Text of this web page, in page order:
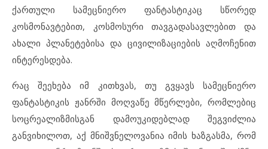
ქართული სამეცნიერო ფანტასტიკაც სწორედ
კოსმონავტებით, კოსმოსური თავგადასავლებით და
ახალი პლანეტებისა და ცივილიზაციების აღმოჩენით
ინტერესდება.
რაც შეეხება იმ კითხვას, თუ გვყავს სამეცნიერო
ფანტასტიკის ჟანრში მოღვაწე მწერლები, რომლებიც
სოცრეალიზმისგან დამოუკიდებლად შეგვიძლია
განვიხილოთ, აქ მნიშვნელოვანია იმის ხაზგასმა, რომ